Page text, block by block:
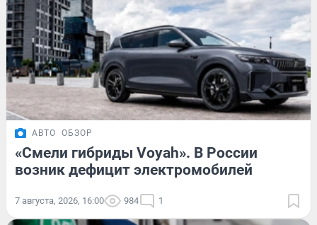
АВТО ОБЗОР
«Смели гибриды Voyah». В России
возник дефицит электромобилей
7 августа, 2026, 16:00 984 1